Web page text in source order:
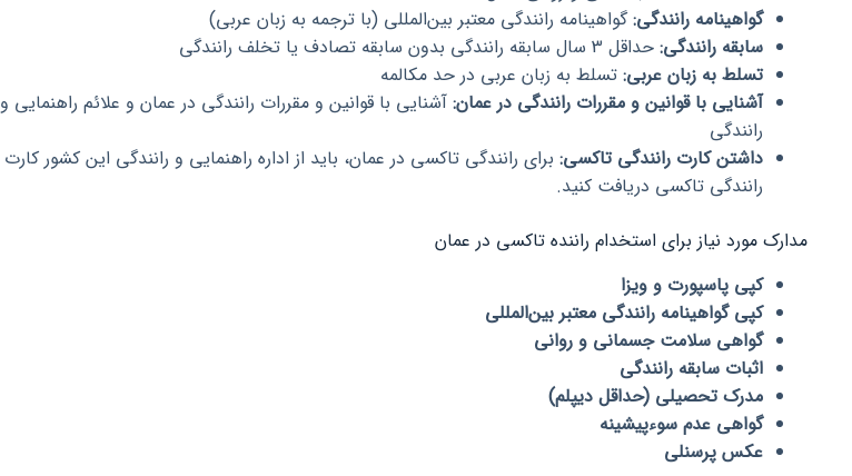
گواهینامه رانندگی:گواهینامه رانندگی معتبر بین‌المللی (با ترجمه به زبان عربی)
سابقه رانندگی: حداقل 3 سال سابقه رانندگی بدون سابقه تصادف یا تخلف رانندگی
تسلط به زبان عربی: تسلط به زبان عربی در حد مکالمه
آشنایی با قوانین و مقررات رانندگی در عمان: آشنایی با قوانین و مقررات رانندگی در عمان و علائم راهنمایی و
رانندگی
داشتن کارت رانندگی تاکسی: برای رانندگی تاکسی در عمان، باید از اداره راهنمایی و رانندگی این کشور کارت
رانندگی تاکسی دریافت کنید.
مدارک مورد نیاز برای استخدام راننده تاکسی در عمان
کپی پاسپورت و ویزا
کپی گواهینامه رانندگی معتبر بین‌المللی
گواهی سلامت جسمانی و روانی
اثبات سابقه رانندگی
مدرک تحصیلی (حداقل دیپلم)
گواهی عدم سوءپیشینه
عکس پرسنلی